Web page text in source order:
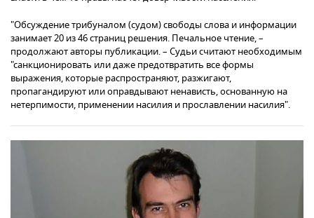
"Обсуждение трибуналом (судом) свободы слова и информации
занимает 20 из 46 страниц решения. Печальное чтение, –
продолжают авторы публикации. – Судьи считают необходимым
"санкционировать или даже предотвратить все формы
выражения, которые распространяют, разжигают,
пропагандируют или оправдывают ненависть, основанную на
нетерпимости, применении насилия и прославлении насилия".